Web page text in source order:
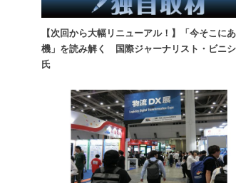
【次回から大幅リニューアル！】「今そこに
機」を読み解く 国際ジャーナリスト・ビニ
氏